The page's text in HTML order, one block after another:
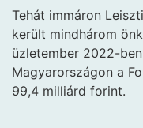
Tehát immáron
került mindhárom
üzletember 2022-
Magyarországon a
99,4 milliárd forint.